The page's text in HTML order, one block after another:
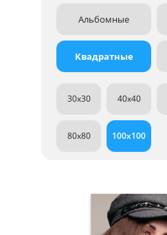
Альбомные
Квадратные
30x30 40x40
80x80 100x100